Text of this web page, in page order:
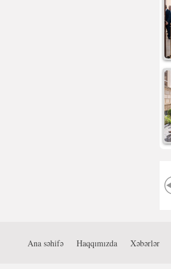
Ana səhifə Haqqımızda Xəbərlər